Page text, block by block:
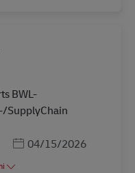
BWL-
SupplyChain
Posted Date
04/15/2026